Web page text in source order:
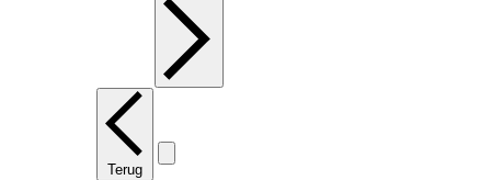
Terug